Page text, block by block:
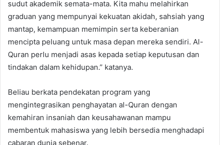
sudut akademik semata-mata. Kita mahu melahirkan
graduan yang mempunyai kekuatan akidah, sahsiah yang
mantap, kemampuan memimpin serta keberanian
mencipta peluang untuk masa depan mereka sendiri. Al-
Quran perlu menjadi asas kepada setiap keputusan dan
tindakan dalam kehidupan.” katanya.
Beliau berkata pendekatan program yang
mengintegrasikan penghayatan al-Quran dengan
kemahiran insaniah dan keusahawanan mampu
membentuk mahasiswa yang lebih bersedia menghadapi
cabaran dunia sebenar.